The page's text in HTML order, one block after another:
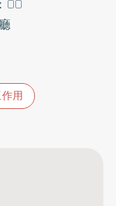
00
用